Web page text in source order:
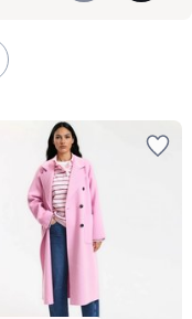
ressemble, en